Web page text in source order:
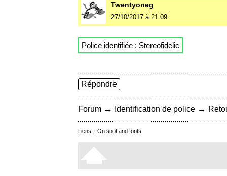
Twentyoneg
27/10/2017 à 21:09
Police identifiée : Stereofidelic
Répondre
Forum → Identification de police →
Liens : On snot and fonts